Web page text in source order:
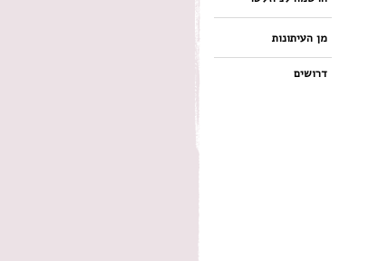
מן העיתונות
דרושים